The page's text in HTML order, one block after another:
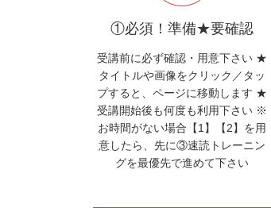
①必須！準備★要確認
受講前に必ず確認・用意下さい ★
タイトルや画像をクリック／タッ
プすると、ページに移動します ★
受講開始後も何度も利用下さい ※
お時間がない場合【1】【2】を用
意したら、先に③速読トレーニン
グを最優先で進めて下さい